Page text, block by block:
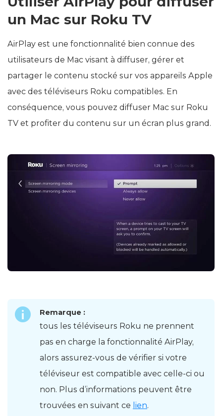
un Mac sur Roku TV
AirPlay est une fonctionnalité bien connue des
utilisateurs de Mac visant à diffuser, gérer et
partager le contenu stocké sur vos appareils Apple
avec des téléviseurs Roku compatibles. En
conséquence, vous pouvez diffuser Mac sur Roku
TV et profiter du contenu sur un écran plus grand.
Remarque :
tous les téléviseurs Roku ne prennent
pas en charge la fonctionnalité AirPlay,
alors assurez-vous de vérifier si votre
téléviseur est compatible avec celle-ci ou
non. Plus d’informations peuvent être
trouvées en suivant ce lien.